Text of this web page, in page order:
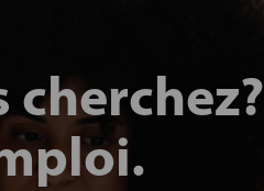
cherchez?